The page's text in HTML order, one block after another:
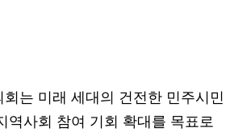
회는 미래 세대의 건전한 민주시민
역사회 참여 기회 확대를 목표로